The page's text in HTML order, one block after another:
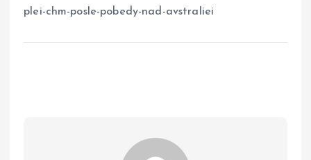
plei-chm-posle-pobedy-nad-avstraliei